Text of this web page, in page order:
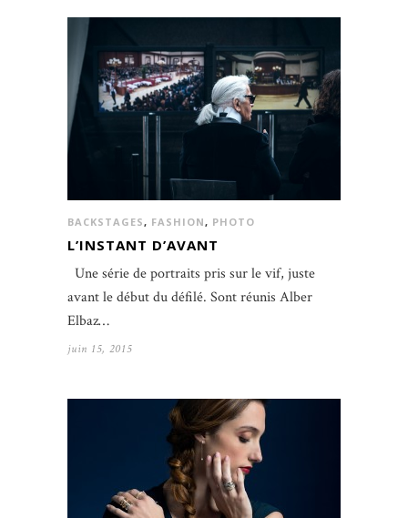
BACKSTAGES, FASHION, PHOTO
L’INSTANT D’AVANT
Une série de portraits pris sur le vif, juste
avant le début du défilé. Sont réunis Alber
Elbaz…
juin 15, 2015